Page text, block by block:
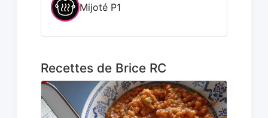
Mijoté P1
Recettes de Brice RC